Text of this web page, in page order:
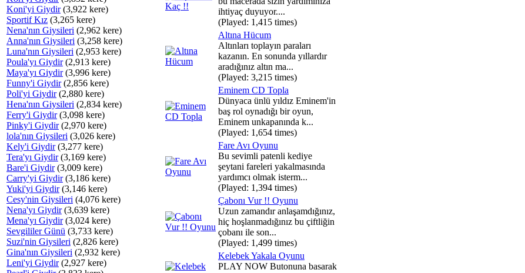
Koni'yi Giydir(3,922 kere)
Sportif Kız (3,265 kere)
Nena'nın Giysileri (2,962 kere)
Anna'nın Giysileri (3,258 kere)
Luna'nın Giysileri (2,953 kere)
Poula'yı Giydir(2,913 kere)
Maya'yı Giydir(3,996 kere)
Funny'i Giydir(2,856 kere)
Poli'yi Giydir(2,880 kere)
Hena'nın Giysileri (2,834 kere)
Ferry'i Giydir(3,098 kere)
Pinky'i Giydir(2,970 kere)
lola'nın Giysileri (3,026 kere)
Kely'i Giydir(3,277 kere)
Tera'yı Giydir(3,169 kere)
Bare'i Giydir(3,009 kere)
Carry'yi Giydir(3,186 kere)
Yuki'yi Giydir(3,146 kere)
Cesy'nin Giysileri (4,076 kere)
Nena'yı Giydir(3,639 kere)
Mena'yı Giydir(3,024 kere)
Sevgililer Günü (3,733 kere)
Suzi'nin Giysileri (2,826 kere)
Gina'nın Giysileri (2,932 kere)
Leni'yi Giydir(2,927 kere)
ihtiyaç duyuyor....
(Played: 1,415 times)
Altına Hücum
Altınları toplayın paraları
kazanın. En sonunda yıllardır
aradığınız altın ma...
(Played: 3,215 times)
Eminem CD Topla
Dünyaca ünlü yıldız Eminem'in
baş rol oynadığı bir oyun,
Eminem unkapanında k...
(Played: 1,654 times)
Fare Avı Oyunu
Bu sevimli patenli kediye
şeytani fareleri yakalmasında
yardımcı olmak isterm...
(Played: 1,394 times)
Çabonı Vur !! Oyunu
Uzun zamandır anlaşamdığınız,
hiç hoşlanmadığınız bu çiftliğin
çobanı ile son...
(Played: 1,499 times)
Kelebek Yakala Oyunu
PLAY NOW Butonuna basarak